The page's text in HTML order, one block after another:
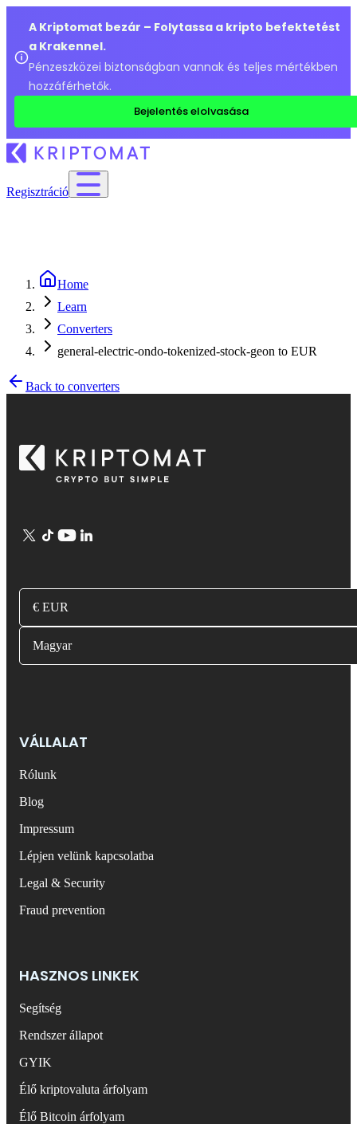
A Kriptomat bezár – Folytassa a kripto befektetést
a Krakennel.
Pénzeszközei biztonságban vannak és teljes mértékben
hozzáférhetők.
Bejelentés elolvasása
Regisztráció
Home
Learn
Converters
general-electric-ondo-tokenized-stock-geon to EUR
Back to converters
€ EUR
Magyar
VÁLLALAT
Rólunk
Blog
Impressum
Lépjen velünk kapcsolatba
Legal & Security
Fraud prevention
HASZNOS LINKEK
Segítség
Rendszer állapot
GYIK
Élő kriptovaluta árfolyam
Élő Bitcoin árfolyam